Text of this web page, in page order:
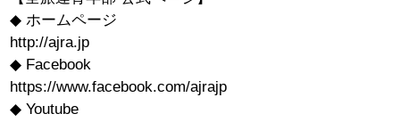
◆ ホームページ
http://ajra.jp
◆ Facebook
https://www.facebook.com/ajrajp
◆ Youtube